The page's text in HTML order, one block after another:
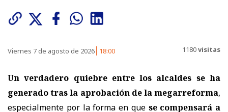
Viernes 7 de agosto de 2026 18:00 1180visitas
Un verdadero quiebre entre los alcaldes se ha
generado tras la aprobación de la megarreforma,
especialmente por la forma en que se compensará a